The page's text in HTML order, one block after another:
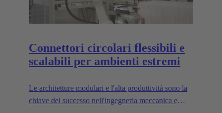
Connettori circolari flessibili e
scalabili per ambienti estremi
Le architetture modulari e l'alta produttività sono la
chiave del successo nell'ingegneria meccanica e